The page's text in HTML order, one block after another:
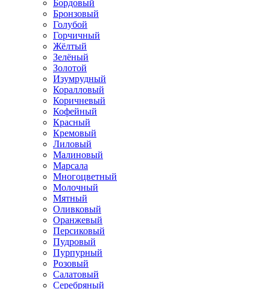
Бордовый
Бронзовый
Голубой
Горчичный
Жёлтый
Зелёный
Золотой
Изумрудный
Коралловый
Коричневый
Кофейный
Красный
Кремовый
Лиловый
Малиновый
Марсала
Многоцветный
Молочный
Мятный
Оливковый
Оранжевый
Персиковый
Пудровый
Пурпурный
Розовый
Салатовый
Серебряный